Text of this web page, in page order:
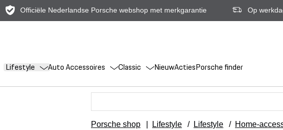
Officiële Nederlandse Porsche webshop met merkgarantie Op
Lifestyle Auto Accessoires Classic NieuwActiesPorsche finder
Porsche shop Lifestyle / Lifestyle / Home-